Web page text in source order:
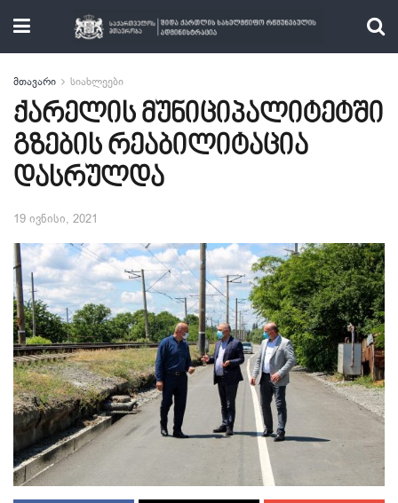
მთავარი სიახლეები
ქარელის მუნიციპალიტეტში
გზების რეაბილიტაცია
დასრულდა
19 ივნისი, 2021